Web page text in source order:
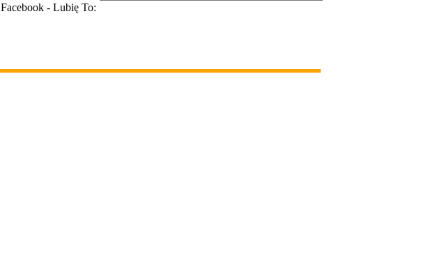
Facebook - Lubię To: